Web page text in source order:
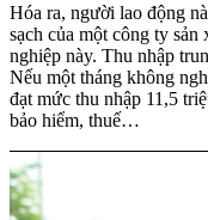
Hóa ra, người lao động
sạch của một công ty
nghiệp này. Thu nhập
Nếu một tháng không
đạt mức thu nhập 11,5
bảo hiểm, thuế…